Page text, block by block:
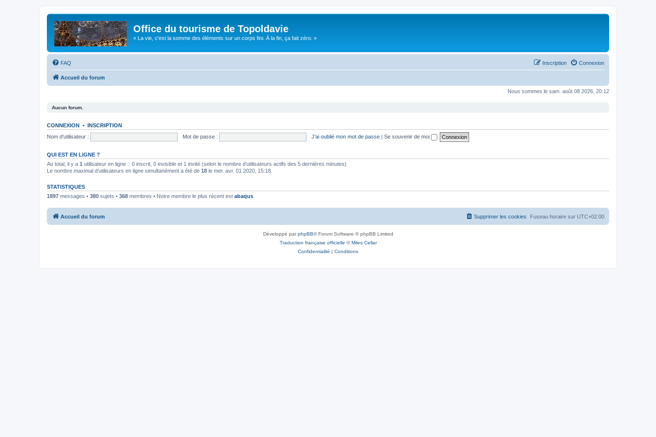
Office du tourisme de Topoldavie
« La vie, c'est la somme des éléments sur un corps fini. À la fin, ça fait zéro. »
FAQ Connexion
Inscription
Accueil du forum
Nous sommes le sam. août 08 2026, 20:12
Aucun forum.
CONNEXION • INSCRIPTION
Nom d’utilisateur :
Mot de passe : J’ai oublié mon mot de passe | Se souvenir de moi
QUI EST EN LIGNE ?
Au total, il y a 1 utilisateur en ligne :: 0 inscrit, 0 invisible et 1 invité (selon le nombre d’utilisateurs actifs des 5 dernières minutes)
Le nombre maximal d’utilisateurs en ligne simultanément a été de 18 le mer. avr. 01 2020, 15:18
STATISTIQUES
1897 messages • 380 sujets • 368 membres • Notre membre le plus récent est abaqus
Accueil du forum Fuseau horaire sur UTC+02:00
Supprimer les cookies
Développé parphpBB® Forum Software © phpBB Limited
Traduction française officielle ©Miles Cellar
Confidentialité | Conditions